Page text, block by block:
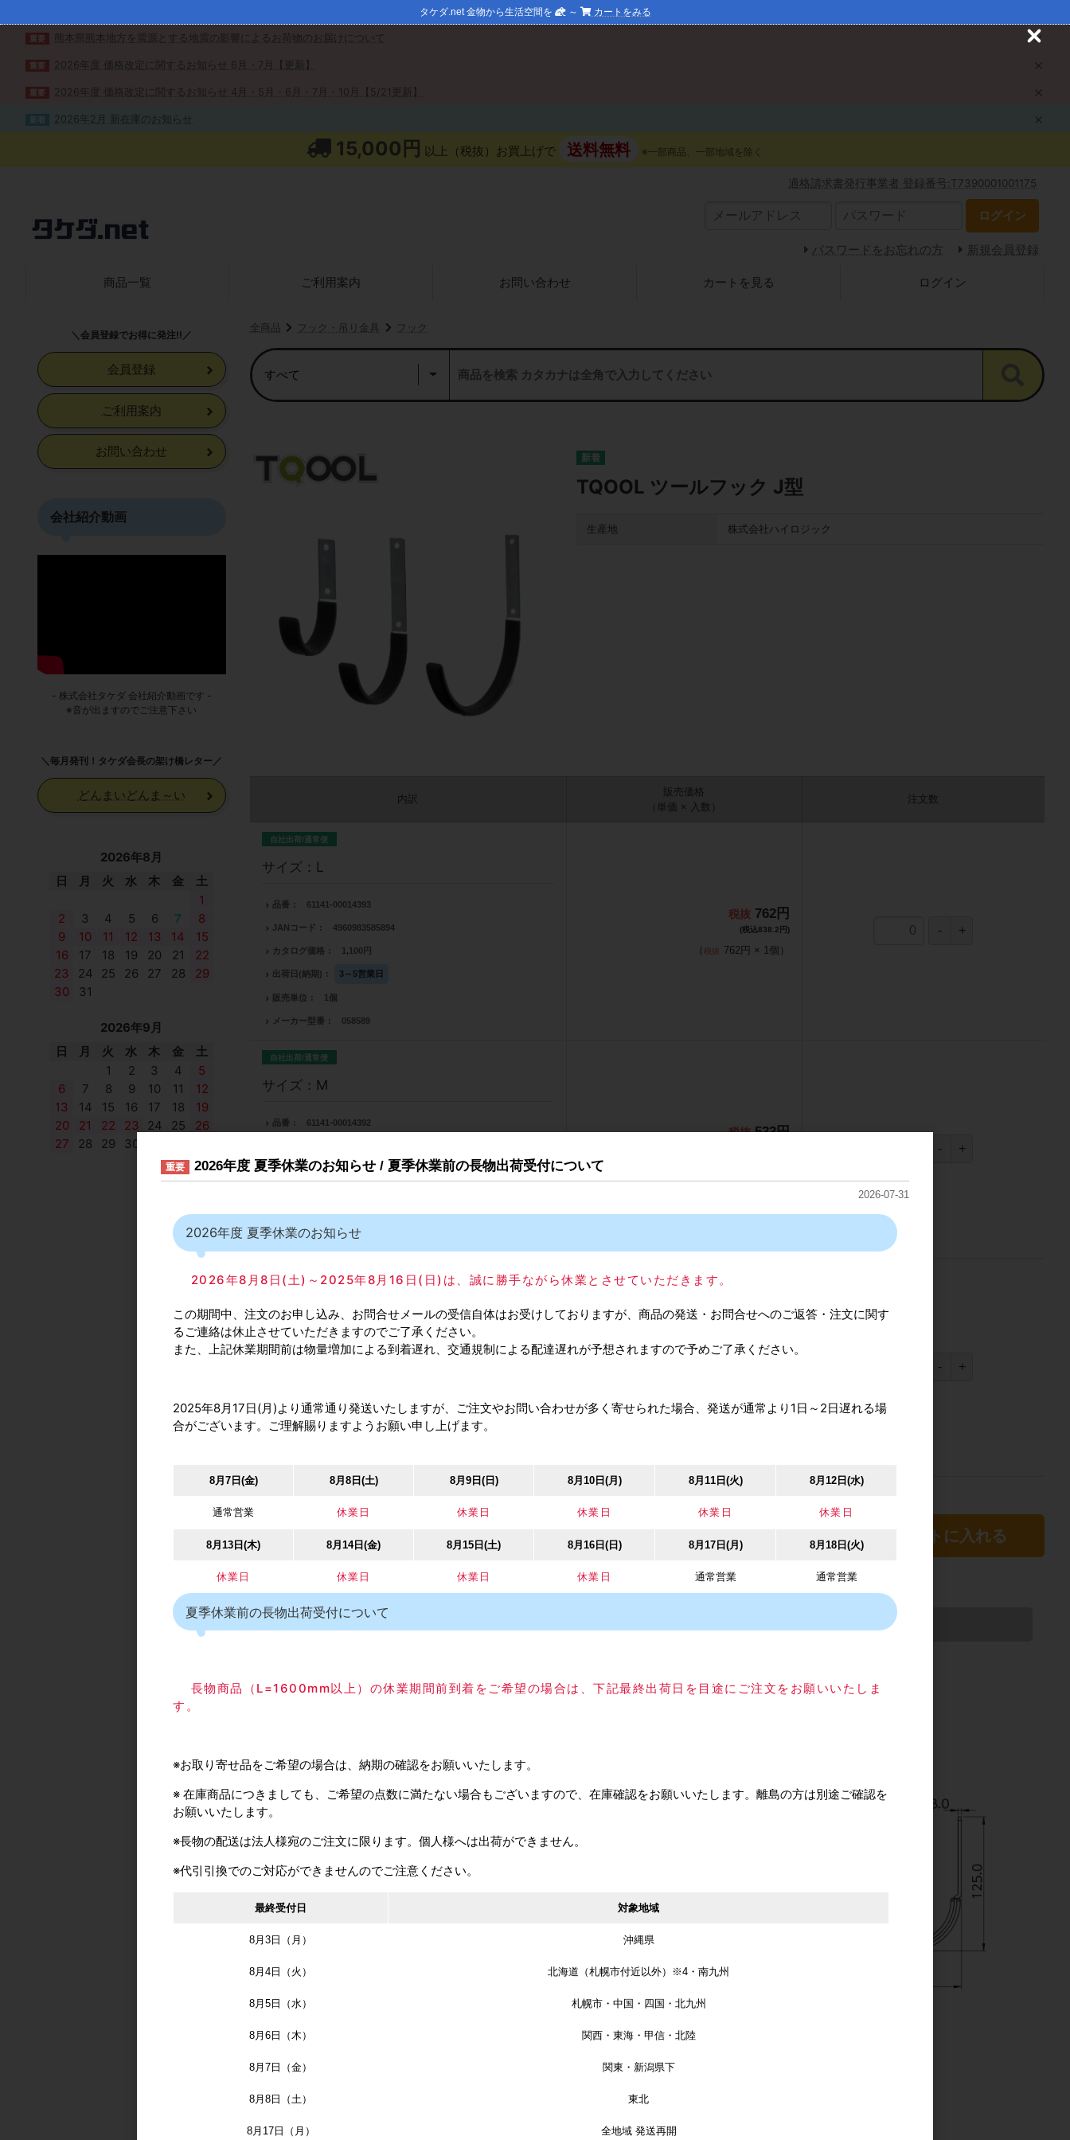
重要 熊本県熊本地方を震源とする地震の影響によるお荷物のお届けについて
重要 2026年度 価格改定に関するお知らせ 6月・7月【更新】
重要 2026年度 価格改定に関するお知らせ 4月・5月・6月・7月・10月【5/21更新】
新着 2026年2月 新在庫のお知らせ
タケダ.net 金物から生活空間を ～ カートをみる
15,000円 以上（税抜）お買上げで 送料無料 ※一部商品、一部地域を除く
適格請求書発行事業者 登録番号:T7390001001175
ログイン
パスワードをお忘れの方 新規会員登録
商品一覧 ご利用案内 お問い合わせ カートを見る ログイン
全商品 フック・吊り金具 フック
TQOOL ツールフック J型
生産地 株式会社ハイロジック
内訳
販売価格
（単価 × 入数）
注文数
自社出荷/通常便
サイズ：L
品番 61141-00014393
JANコード 4960983585894
カタログ価格 1,100円
出荷日(納期) 3～5営業日
販売単位 1個
メーカー型番 058589
762円
(税込838.2円)
（ 762円 × 1個 ）
自社出荷/通常便
サイズ：M
品番 61141-00014392
カタログ価格 770円
販売単位 1個
メーカー型番 058588
533円
自社出荷/通常便
品番 61141-00014391
出荷日(納期) 3～5営業日
販売単位 1個
457円
カートに入れる
＼会員登録でお得に発注!!／
会員登録
ご利用案内
お問い合わせ
会社紹介動画
- 株式会社タケダ 会社紹介動画です -
※音が出ますのでご注意下さい
＼毎月発刊！タケダ会長の架け橋レター／
どんまいどんま～い
2026年8月
日
月 火 水 木 金
土
1
2
3 4 5 6 7
8
9
10 11 12 13 14
15
16
17 18 19 20 21
22
23
24 25 26 27 28
29
30
31
2026年9月
日
月 火 水 木 金
土
1
2 3 4
5
6
7 8 9 10 11
12
13
14 15 16 17 18
19
20
21 22 23 24 25
26
27
28 29 30
重要 2026年度 夏季休業のお知らせ / 夏季休業前の長物出荷受付について
2026-07-31
2026年度 夏季休業のお知らせ
2026年8月8日(土)～2025年8月16日(日)は、誠に勝手ながら休業とさせていただきます。
この期間中、注文のお申し込み、お問合せメールの受信自体はお受けしておりますが、商品の発送・お問合せへのご返答・注文に関す
るご連絡は休止させていただきますのでご了承ください。
また、上記休業期間前は物量増加による到着遅れ、交通規制による配達遅れが予想されますので予めご了承ください。
2025年8月17日(月)より通常通り発送いたしますが、ご注文やお問い合わせが多く寄せられた場合、発送が通常より1日～2日遅れる場
合がございます。ご理解賜りますようお願い申し上げます。
8月7日(金) 8月8日(土) 8月9日(日) 8月10日(月) 8月11日(火) 8月12日(水)
通常営業 休業日 休業日 休業日 休業日 休業日
8月13日(木) 8月14日(金) 8月15日(土) 8月16日(日) 8月17日(月) 8月18日(火)
休業日 休業日 休業日 休業日 通常営業 通常営業
夏季休業前の長物出荷受付について
長物商品（L=1600mm以上）の休業期間前到着をご希望の場合は、下記最終出荷日を目途にご注文をお願いいたしま
す。
※お取り寄せ品をご希望の場合は、納期の確認をお願いいたします。
※ 在庫商品につきましても、ご希望の点数に満たない場合もございますので、在庫確認をお願いいたします。離島の方は別途ご確認を
お願いいたします。
※長物の配送は法人様宛のご注文に限ります。個人様へは出荷ができません。
※代引引換でのご対応ができませんのでご注意ください。
最終受付日 対象地域
8月3日（月） 沖縄県
8月4日（火） 北海道（札幌市付近以外）※4・南九州
8月5日（水） 札幌市・中国・四国・北九州
8月6日（木） 関西・東海・甲信・北陸
8月7日（金） 関東・新潟県下
8月8日（土） 東北
8月17日（月） 全地域 発送再開
C
o
e